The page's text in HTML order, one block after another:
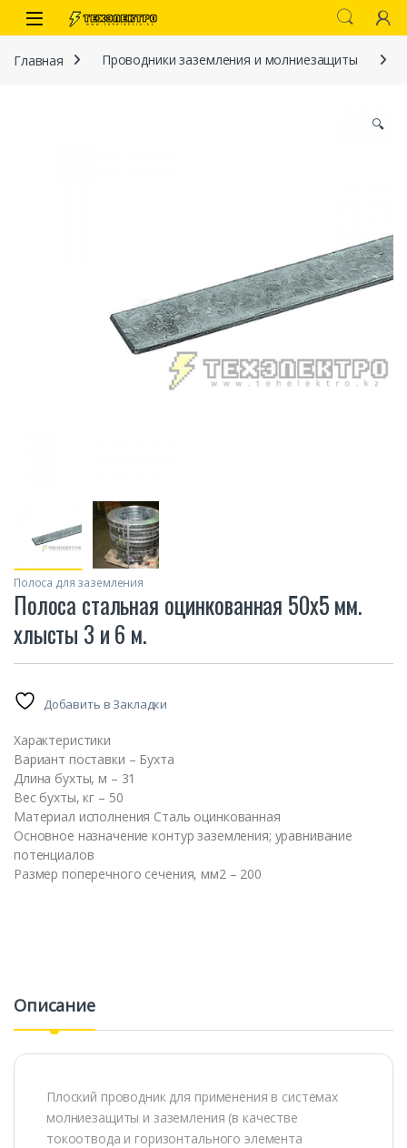
Перейти к навигации
перейти к содержанию
Open
Главная Проводники заземления и молниезащиты
🔍
Полоса для заземления
Полоса стальная оцинкованная 50х5 мм.
хлысты 3 и 6 м.
Добавить в Закладки
Характеристики
Вариант поставки – Бухта
Длина бухты, м – 31
Вес бухты, кг – 50
Материал исполнения Сталь оцинкованная
Основное назначение контур заземления; уравнивание
потенциалов
Размер поперечного сечения, мм2 – 200
Описание
Плоский проводник для применения в системах
молниезащиты и заземления (в качестве
токоотвода и горизонтального элемента